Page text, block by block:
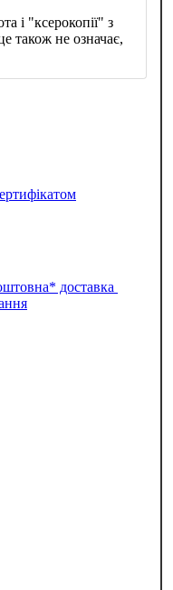
і "ксерокопії" з
також не означає,
доставка